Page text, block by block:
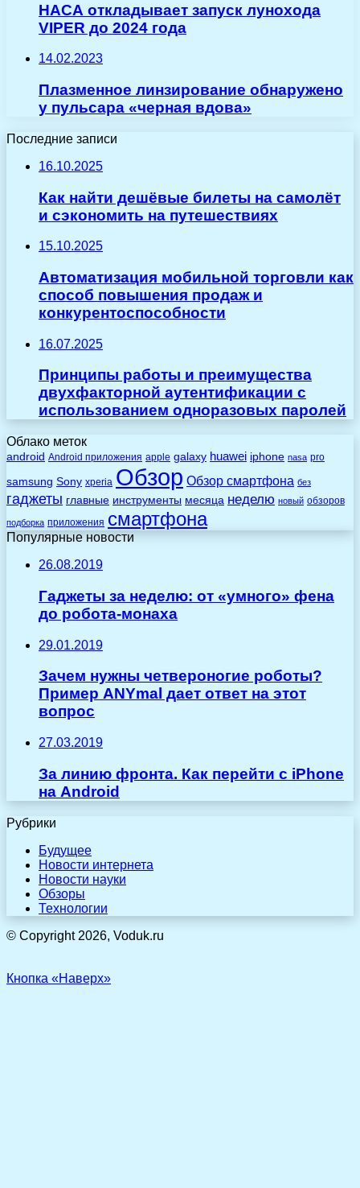
НАСА откладывает запуск лунохода
VIPER до 2024 года
14.02.2023
Плазменное линзирование обнаружено
у пульсара «черная вдова»
Последние записи
16.10.2025
Как найти дешёвые билеты на самолёт
и сэкономить на путешествиях
15.10.2025
Автоматизация мобильной торговли как
способ повышения продаж и
конкурентоспособности
16.07.2025
Принципы работы и преимущества
двухфакторной аутентификации с
использованием одноразовых паролей
Облако меток
android Android приложения apple galaxy huawei iphone nasa pro
samsung Sony xperia Обзор Обзор смартфона без
гаджеты главные инструменты месяца неделю новый обзоров
подборка приложения смартфона
Популярные новости
26.08.2019
Гаджеты за неделю: от «умного» фена
до робота-монаха
29.01.2019
Зачем нужны четвероногие роботы?
Пример ANYmal дает ответ на этот
вопрос
27.03.2019
За линию фронта. Как перейти с iPhone
на Android
Рубрики
Будущее
Новости интернета
Новости науки
Обзоры
Технологии
© Copyright 2026, Voduk.ru
Кнопка «Наверх»